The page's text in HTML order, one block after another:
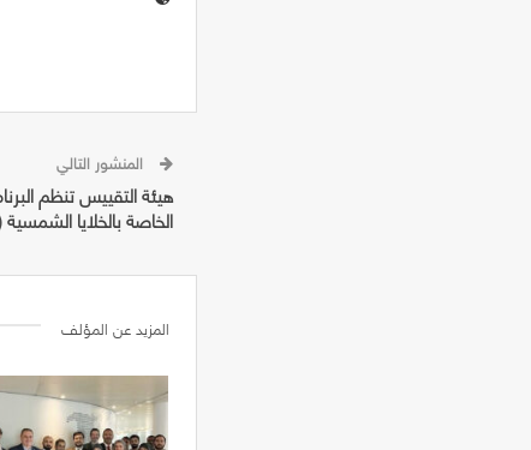
المنشور التالي
هيئة التقييس تنظم
الخاصة بالخلايا
المزيد عن المؤلف